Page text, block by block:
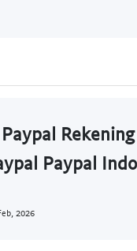
Paypal
2026